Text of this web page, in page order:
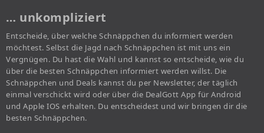
… unkompliziert
Entscheide, über welche Schnäppchen du informiert werden
möchtest. Selbst die Jagd nach Schnäppchen ist mit uns ein
Vergnügen. Du hast die Wahl und kannst so entscheide, wie du
über die besten Schnäppchen informiert werden willst. Die
Schnäppchen und Deals kannst du per Newsletter, der täglich
einmal verschickt wird oder über die DealGott App für Android
und Apple IOS erhalten. Du entscheidest und wir bringen dir die
besten Schnäppchen.